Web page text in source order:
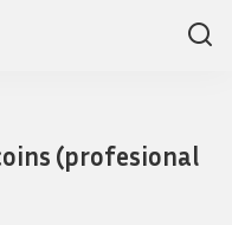
(profesional